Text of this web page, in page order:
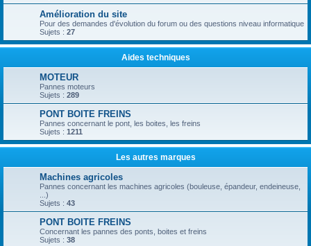
Amélioration du site
Pour des demandes d'évolution du forum ou des questions niveau informatique
Sujets : 27
Aides techniques
MOTEUR
Pannes moteurs
Sujets : 289
PONT BOITE FREINS
Pannes concernant le pont, les boites, les freins
Sujets : 1211
Les autres marques
Machines agricoles
Pannes concernant les machines agricoles (bouleuse, épandeur, endeineuse,
...)
Sujets : 43
PONT BOITE FREINS
Concernant les pannes des ponts, boites et freins
Sujets : 38